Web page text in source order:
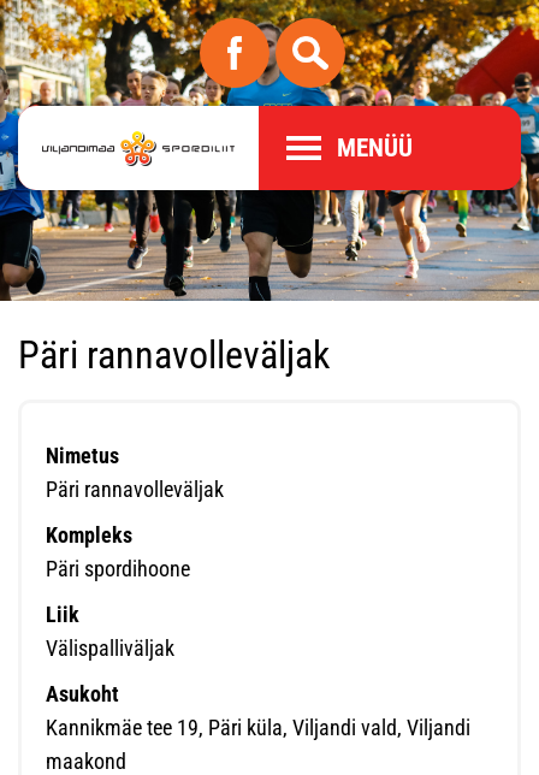
MENÜÜ
Päri rannavolleväljak
Nimetus
Päri rannavolleväljak
Kompleks
Päri spordihoone
Liik
Välispalliväljak
Asukoht
Kannikmäe tee 19, Päri küla, Viljandi vald, Viljandi
maakond